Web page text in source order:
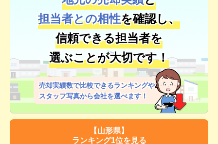
担当者との相性を確認し、
信頼できる担当者を
選ぶことが大切です！
売却実績数で比較できるランキングや
スタッフ写真から会社を選べます！
【山形県】
ランキング1位を見る